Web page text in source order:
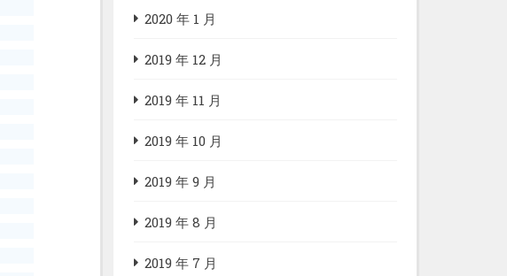
2020 年 1 月
2019 年 12 月
2019 年 11 月
2019 年 10 月
2019 年 9 月
2019 年 8 月
2019 年 7 月